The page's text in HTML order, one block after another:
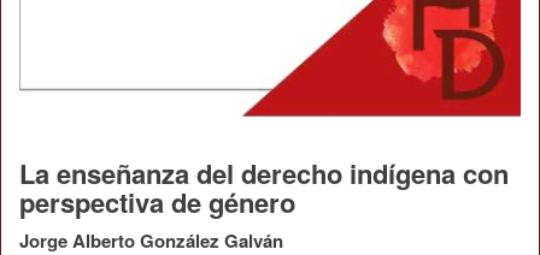
La enseñanza del derecho indígena con
perspectiva de género
Jorge Alberto González Galván